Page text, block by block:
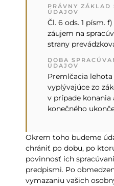
PRÁVNY ZÁKLAD
ÚDAJOV
Čl. 6 ods. 1 písm.
záujem na
strany
DOBA
ÚDAJOV
Premlčacia
vyplývajúce zo
v prípade konania
konečného
Okrem toho budeme
chrániť po dobu, po
povinnosť ich
predpismi. Po
vymazaniu vašich